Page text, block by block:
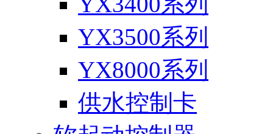
YX3500系列
YX8000系列
供水控制卡